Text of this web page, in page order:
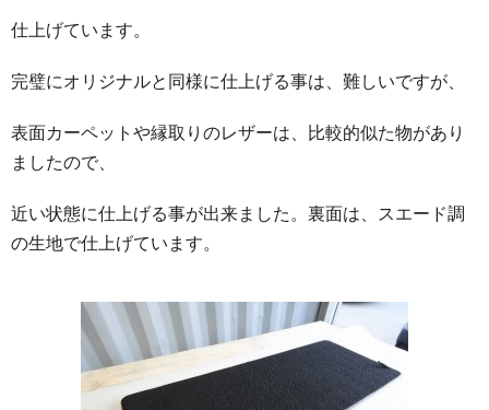
仕上げています。
完璧にオリジナルと同様に仕上げる事は、難しいですが、
表面カーペットや縁取りのレザーは、比較的似た物があり
ましたので、
近い状態に仕上げる事が出来ました。裏面は、スエード調
の生地で仕上げています。